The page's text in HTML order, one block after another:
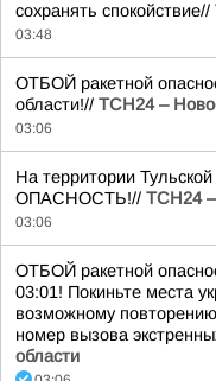
сохранять спокойствие//
03:48
ОТБОЙ ракетной
области!// ТСН24 –
03:06
На территории
ОПАСНОСТЬ!// ТСН24
03:06
ОТБОЙ ракетной
03:01! Покиньте места
возможному
номер вызова
области